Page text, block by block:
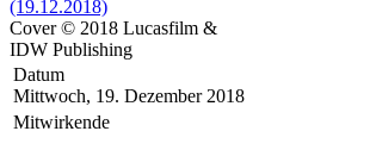
Cover © 2018 Lucasfilm &
IDW Publishing
Datum
Mittwoch, 19. Dezember 2018
Mitwirkende